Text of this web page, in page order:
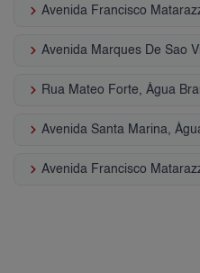
keyboard_arrow_right Avenida Francisco
keyboard_arrow_right Avenida Marques De Sao
keyboard_arrow_right Rua Mateo Forte, Água
keyboard_arrow_right Avenida Santa Marina,
keyboard_arrow_right Avenida Francisco